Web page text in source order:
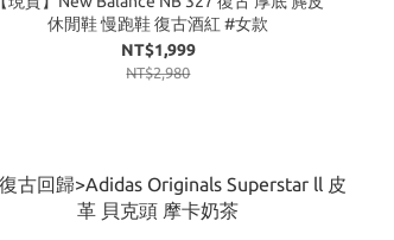
休閒鞋 慢跑鞋 復古酒紅 #女款
NT$1,999
NT$2,980